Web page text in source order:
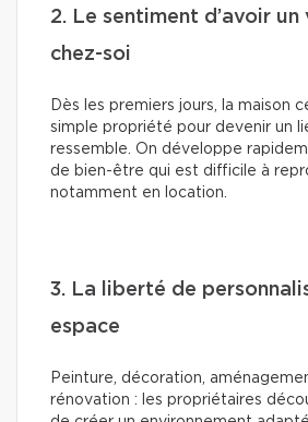
2. Le sentiment d’avoir
chez-soi
Dès les premiers jours, la maison
simple propriété pour devenir un
ressemble. On développe
de bien-être qui est difficile à
notamment en location.
3. La liberté de
espace
Peinture, décoration,
rénovation : les propriétaires